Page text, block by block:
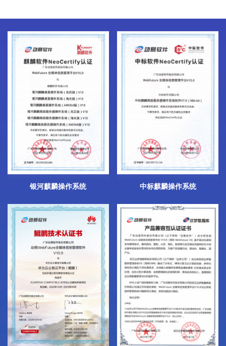
银河麒麟操作系统 中标麒麟操作系统